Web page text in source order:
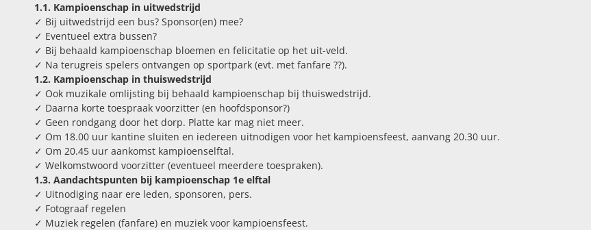
1.1. Kampioenschap in uitwedstrijd
✓ Bij uitwedstrijd een bus? Sponsor(en) mee?
✓ Eventueel extra bussen?
✓ Bij behaald kampioenschap bloemen en felicitatie op het uit-veld.
✓ Na terugreis spelers ontvangen op sportpark (evt. met fanfare ??).
1.2. Kampioenschap in thuiswedstrijd
✓ Ook muzikale omlijsting bij behaald kampioenschap bij thuiswedstrijd.
✓ Daarna korte toespraak voorzitter (en hoofdsponsor?)
✓ Geen rondgang door het dorp. Platte kar mag niet meer.
✓ Om 18.00 uur kantine sluiten en iedereen uitnodigen voor het kampioensfeest, aanvang 20.30 uur.
✓ Om 20.45 uur aankomst kampioenselftal.
✓ Welkomstwoord voorzitter (eventueel meerdere toespraken).
1.3. Aandachtspunten bij kampioenschap 1e elftal
✓ Uitnodiging naar ere leden, sponsoren, pers.
✓ Fotograaf regelen
✓ Muziek regelen (fanfare) en muziek voor kampioensfeest.